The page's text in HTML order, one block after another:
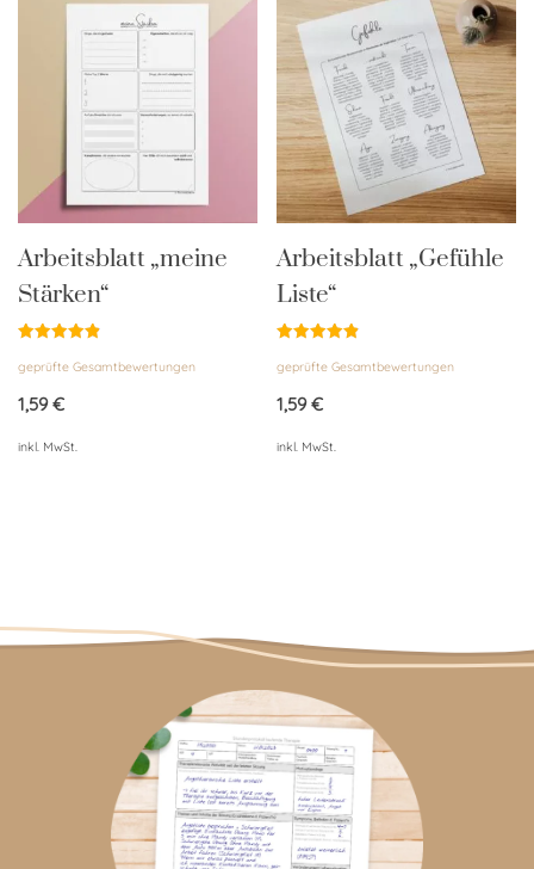
Arbeitsblatt „meine
Stärken“
mit
von 5
geprüfte Gesamtbewertungen
1,59€
inkl. MwSt.
Arbeitsblatt „Gefühle
Liste“
mit
von 5
geprüfte Gesamtbewertungen
1,59€
inkl. MwSt.